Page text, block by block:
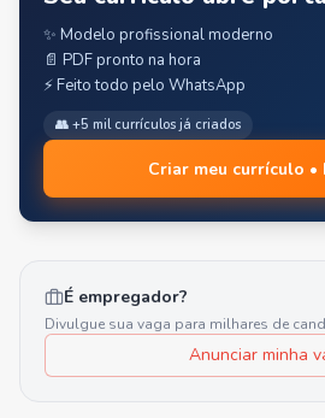
✨ Modelo profissional moderno
📄 PDF pronto na hora
⚡ Feito todo pelo WhatsApp
👥 +5 mil currículos já criados
Criar meu currículo •
É empregador?
Divulgue sua vaga para milhares de
Anunciar minha